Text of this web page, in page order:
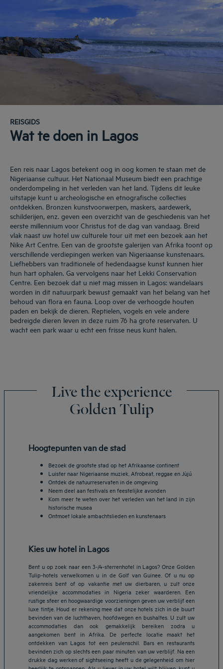
REISGIDS
Wat te doen in Lagos
Een reis naar Lagos betekent oog in oog komen te staan met de
Nigeriaanse cultuur. Het Nationaal Museum biedt een prachtige
onderdompeling in het verleden van het land. Tijdens dit leuke
uitstapje kunt u archeologische en etnografische collecties
ontdekken. Bronzen kunstvoorwerpen, maskers, aardewerk,
schilderijen, enz. geven een overzicht van de geschiedenis van het
eerste millennium voor Christus tot de dag van vandaag. Breid
vlak naast uw hotel uw culturele tour uit met een bezoek aan het
Nike Art Centre. Een van de grootste galerijen van Afrika toont op
verschillende verdiepingen werken van Nigeriaanse kunstenaars.
Liefhebbers van traditionele of hedendaagse kunst kunnen hier
hun hart ophalen. Ga vervolgens naar het Lekki Conservation
Centre. Een bezoek dat u niet mag missen in Lagos: wandelaars
worden in dit natuurpark bewust gemaakt van het belang van het
behoud van flora en fauna. Loop over de verhoogde houten
paden en bekijk de dieren. Reptielen, vogels en vele andere
bedreigde dieren leven in deze ruim 76 ha grote reservaten. U
wacht een park waar u echt een frisse neus kunt halen.
Live the experience
Golden Tulip
Hoogtepunten van de stad
Bezoek de grootste stad op het Afrikaanse continent
Luister naar Nigeriaanse muziek, Afrobeat, reggae en Jùjú
Ontdek de natuurreservaten in de omgeving
Neem deel aan festivals en feestelijke avonden
Kom meer te weten over het verleden van het land in zijn
historische musea
Ontmoet lokale ambachtslieden en kunstenaars
Kies uw hotel in Lagos
Bent u op zoek naar een 3-/4-sterrenhotel in Lagos? Onze Golden
Tulip-hotels verwelkomen u in de Golf van Guinee. Of u nu op
zakenreis bent of op vakantie met uw dierbaren, u zult onze
vriendelijke accommodaties in Nigeria zeker waarderen. Een
rustige sfeer en hoogwaardige voorzieningen geven uw verblijf een
luxe tintje. Houd er rekening mee dat onze hotels zich in de buurt
bevinden van de luchthaven, hoofdwegen en bushaltes. U zult uw
accommodaties dan ook gemakkelijk bereiken zodra u
aangekomen bent in Afrika. De perfecte locatie maakt het
ontdekken van Lagos tot een peulenschil. Bars en restaurants
bevinden zich op slechts een paar minuten van uw verblijf. Na een
drukke dag werken of sightseeing heeft u de gelegenheid om hier
Hotels in Breda
Hotels in Helmond